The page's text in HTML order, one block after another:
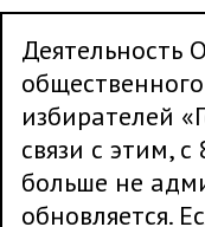
Деятельность
избирателей
связи с этим,
больше не
обновляется.